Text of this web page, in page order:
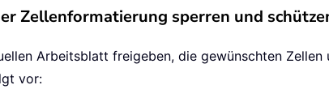
Zellenformatierung sperren und
Arbeitsblatt freigeben, die gewünschten Zellen
vor: